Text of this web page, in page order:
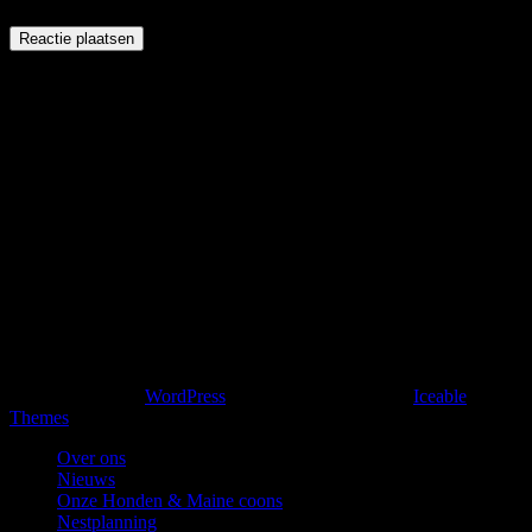
WordPress
Iceable
Themes
Over ons
Nieuws
Onze Honden & Maine coons
Nestplanning